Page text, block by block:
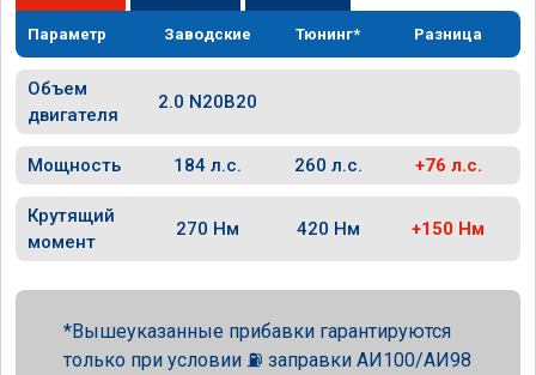
Параметр Заводские Тюнинг* Разница
Объем
двигателя
2.0 N20B20
Мощность 184 л.с. 260 л.с. +76 л.с.
Крутящий
момент
270 Нм 420 Нм +150 Нм
Вышеуказанные прибавки гарантируются
только при условии ⛽ заправки АИ100/АИ98